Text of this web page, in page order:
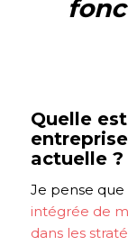
Quelle
actuelle ?
Je pense que
intégrée de
dans les